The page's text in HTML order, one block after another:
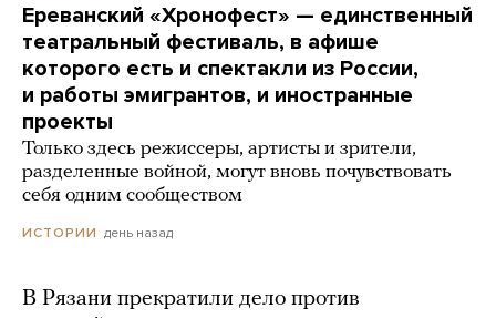
Ереванский «Хронофест» — единственный
театральный фестиваль, в афише
которого есть и спектакли из России,
и работы эмигрантов, и иностранные
проекты
Только здесь режиссеры, артисты и зрители,
разделенные войной, могут вновь почувствовать
себя одним сообществом
ИСТОРИИ день назад
В Рязани прекратили дело против